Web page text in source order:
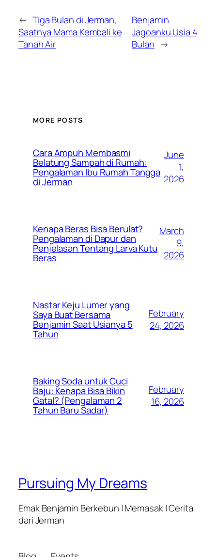
← Tiga Bulan di Jerman,
Saatnya Mama Kembali ke
Tanah Air
Benjamin
Jagoanku Usia 4
Bulan →
MORE POSTS
Cara Ampuh Membasmi
Belatung Sampah di Rumah:
Pengalaman Ibu Rumah Tangga
di Jerman
June
1,
2026
Kenapa Beras Bisa Berulat?
Pengalaman di Dapur dan
Penjelasan Tentang Larva Kutu
Beras
March
9,
2026
Nastar Keju Lumer yang
Saya Buat Bersama
Benjamin Saat Usianya 5
Tahun
February
24, 2026
Baking Soda untuk Cuci
Baju: Kenapa Bisa Bikin
Gatal? (Pengalaman 2
Tahun Baru Sadar)
February
16, 2026
Pursuing My Dreams
Emak Benjamin Berkebun | Memasak | Cerita
dari Jerman